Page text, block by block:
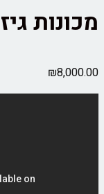
גיזום
₪